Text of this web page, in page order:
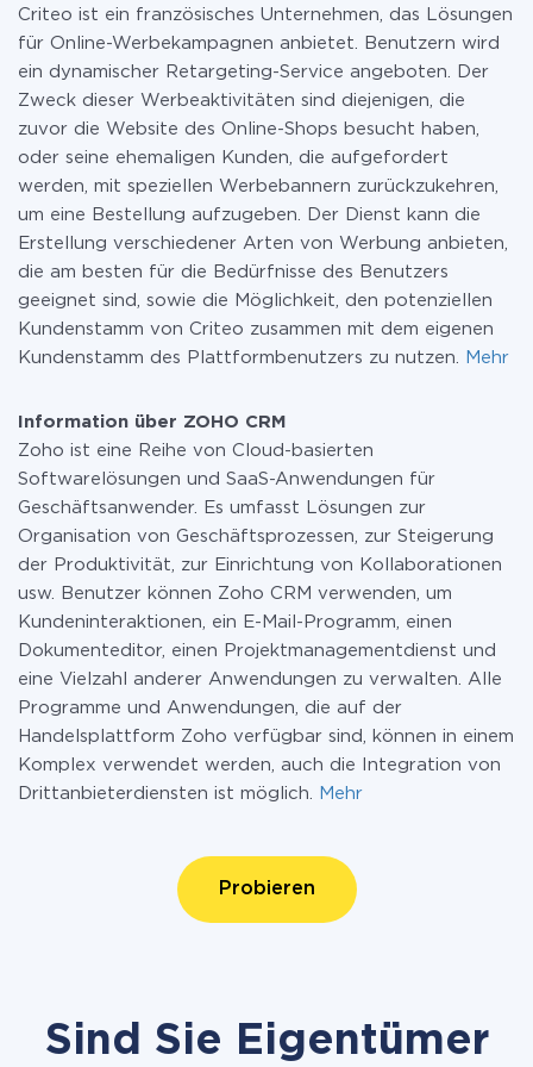
Criteo ist ein französisches Unternehmen, das Lösungen
für Online-Werbekampagnen anbietet. Benutzern wird
ein dynamischer Retargeting-Service angeboten. Der
Zweck dieser Werbeaktivitäten sind diejenigen, die
zuvor die Website des Online-Shops besucht haben,
oder seine ehemaligen Kunden, die aufgefordert
werden, mit speziellen Werbebannern zurückzukehren,
um eine Bestellung aufzugeben. Der Dienst kann die
Erstellung verschiedener Arten von Werbung anbieten,
die am besten für die Bedürfnisse des Benutzers
geeignet sind, sowie die Möglichkeit, den potenziellen
Kundenstamm von Criteo zusammen mit dem eigenen
Kundenstamm des Plattformbenutzers zu nutzen.
Mehr
Information über ZOHO CRM
Zoho ist eine Reihe von Cloud-basierten
Softwarelösungen und SaaS-Anwendungen für
Geschäftsanwender. Es umfasst Lösungen zur
Organisation von Geschäftsprozessen, zur Steigerung
der Produktivität, zur Einrichtung von Kollaborationen
usw. Benutzer können Zoho CRM verwenden, um
Kundeninteraktionen, ein E-Mail-Programm, einen
Dokumenteditor, einen Projektmanagementdienst und
eine Vielzahl anderer Anwendungen zu verwalten. Alle
Programme und Anwendungen, die auf der
Handelsplattform Zoho verfügbar sind, können in einem
Komplex verwendet werden, auch die Integration von
Drittanbieterdiensten ist möglich.
Mehr
Probieren
Sind Sie Eigentümer